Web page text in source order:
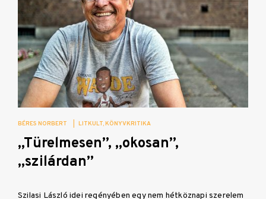
BÉRES NORBERT LITKULT KÖNYVKRITIKA
„Türelmesen”, „okosan”,
„szilárdan”
Szilasi László idei regényében egy nem hétköznapi szerelem